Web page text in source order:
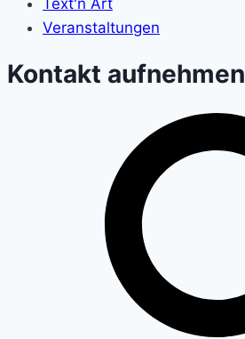
Veranstaltungen
Kontakt aufnehmen